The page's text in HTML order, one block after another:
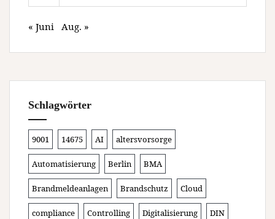
« Juni Aug. »
Schlagwörter
9001 14675 AI altersvorsorge
Automatisierung Berlin BMA
Brandmeldeanlagen Brandschutz Cloud
compliance Controlling Digitalisierung DIN